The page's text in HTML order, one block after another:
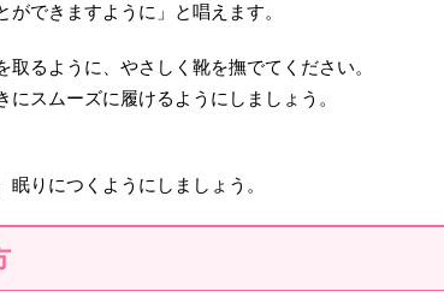
できますように」と唱えます。
るように、やさしく靴を撫でてください。
スムーズに履けるようにしましょう。
りにつくようにしましょう。